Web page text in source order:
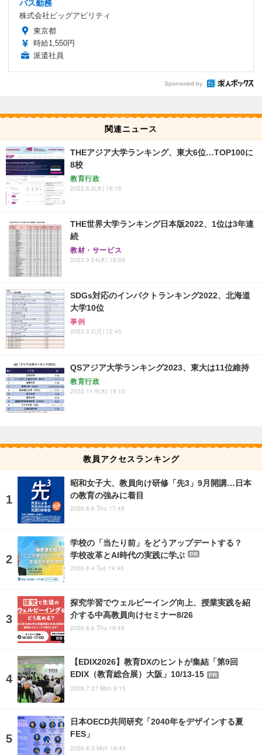
パス勤務
株式会社ビッグアビリティ
東京都
時給1,550円
派遣社員
Sponsored by
関連ニュース
THEアジア大学ランキング、東大6位…TOP100に
8校
教育行政
2022.6.2(木) 16:15
THE世界大学ランキング日本版2022、1位は3年連
続
教材・サービス
2022.3.24(木) 18:05
SDGs対応のインパクトランキング2022、北海道
大学10位
事例
2022.5.2(月) 12:45
QSアジア大学ランキング2023、東大は11位維持
教育行政
2022.11.9(水) 19:15
教員アクセスランキング
昭和女子大、教員向け研修「先3」9月開講…日本
の教育の強みに着目
2026.8.6 Thu 17:45
学校の「当たり前」をどうアップデートする？
学校改革とAI時代の実践に学ぶ
PR
2026.8.4 Tue 14:45
探究学習でウェルビーイング向上、授業実践を紹
介する中高教員向けセミナー8/26
2026.8.6 Thu 18:45
【EDIX2026】教育DXのヒントが集結「第9回
EDIX（教育総合展）大阪」10/13-15
PR
2026.7.27 Mon 9:15
日本OECD共同研究「2040年をデザインする夏
FES」
2026.8.3 Mon 16:45